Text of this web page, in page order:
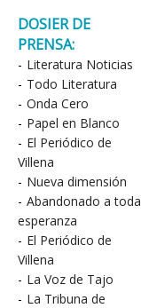
DOSIER DE
PRENSA:
- Literatura Noticias
- Todo Literatura
- Onda Cero
- Papel en Blanco
- El Periódico de
Villena
- Nueva dimensión
- Abandonado a toda
esperanza
- El Periódico de
Villena
- La Voz de Tajo
- La Tribuna de